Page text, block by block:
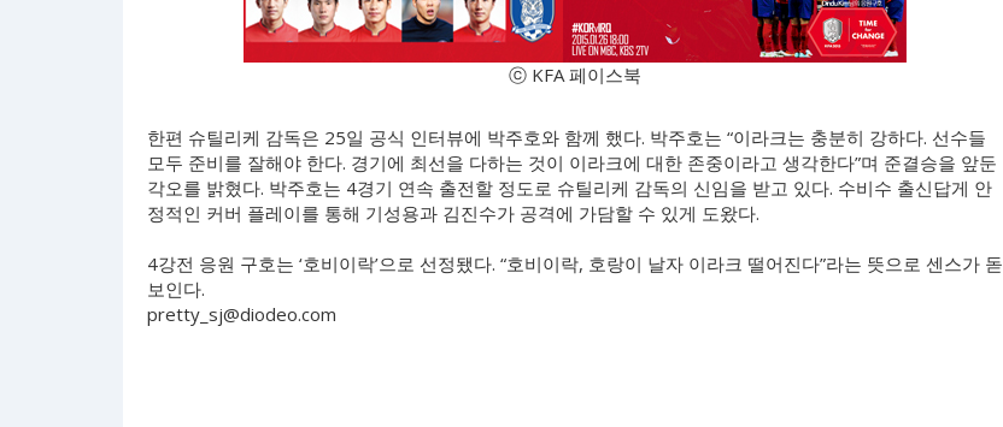
ⓒ KFA 페이스북
한편 슈틸리케 감독은 25일 공식 인터뷰에 박주호와 함께 했다. 박주호는 “이라크는 충분히 강하다. 선수들
모두 준비를 잘해야 한다. 경기에 최선을 다하는 것이 이라크에 대한 존중이라고 생각한다”며 준결승을 앞둔
각오를 밝혔다. 박주호는 4경기 연속 출전할 정도로 슈틸리케 감독의 신임을 받고 있다. 수비수 출신답게 안
정적인 커버 플레이를 통해 기성용과 김진수가 공격에 가담할 수 있게 도왔다.
4강전 응원 구호는 ‘호비이락’으로 선정됐다. “호비이락, 호랑이 날자 이라크 떨어진다”라는 뜻으로 센스가 돋
보인다.
pretty_sj@diodeo.com